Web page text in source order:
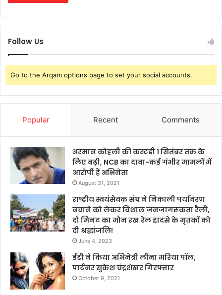
Follow Us
Go to the Arqam options page to set your social accounts.
Popular Recent Comments
अरमान कोहली की कस्टडी 1 सितंबर तक के
लिए बढ़ी, NCB का दावा-कई गंभीर मामलों में
आरोपी हैं अभिनेता
August 31, 2021
राष्ट्रीय स्वयंसेवक संघ ने निकाली पर्यावरण
बचाने को लेकर विशाल जनजागरूकता रैली,
दो मिनट का मौन रख रेल हादसे के मृतकों को
दी श्रद्धांजलि!
June 4, 2023
ईडी ने किया अभिनेत्री लीना मरिया पॉल,
पार्टनर सुकेश चंद्रशेखर गिरफ्तार
October 9, 2021